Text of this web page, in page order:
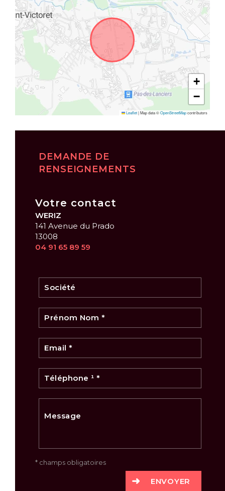
+
−
Leaflet|Map data ©OpenStreetMapcontributors
DEMANDE DE
RENSEIGNEMENTS
Votre contact
WERIZ
141 Avenue du Prado
13008
04 91 65 89 59
* champs obligatoires
ENVOYER